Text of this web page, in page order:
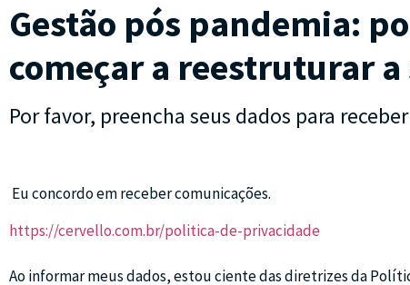
Gestão pós pandemia:
começar a reestruturar a
Por favor, preencha seus dados para
Eu concordo em receber comunicações.
https://cervello.com.br/politica-de-privacidade
Ao informar meus dados, estou ciente das diretrizes da